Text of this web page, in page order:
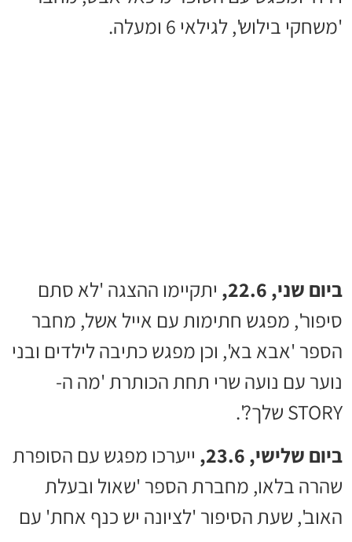
'משחקי בילוש', לגילאי 6 ומעלה.
ביום שני, 22.6,
יתקיימו ההצגה 'לא סתם
סיפור', מפגש חתימות עם אייל אשל, מחבר
הספר 'אבא בא', וכן מפגש כתיבה לילדים ובני
נוער עם נועה שרי תחת הכותרת 'מה ה-
STORY שלך?'.
ביום שלישי, 23.6,
ייערכו מפגש עם הסופרת
שהרה בלאו, מחברת הספר 'שאול ובעלת
האוב', שעת הסיפור 'לציונה יש כנף אחת' עם